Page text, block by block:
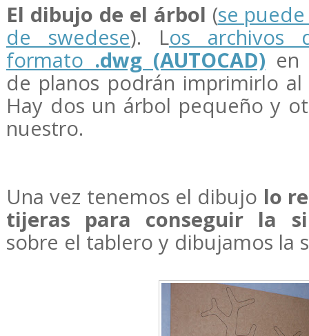
El dibujo de el árbol (se
de swedese). Los archivos
formato .dwg (AUTOCAD) en
de planos podrán imprimirlo
Hay dos un árbol pequeño y
nuestro.
Una vez tenemos el dibujo lo
tijeras para conseguir la
sobre el tablero y dibujamos la